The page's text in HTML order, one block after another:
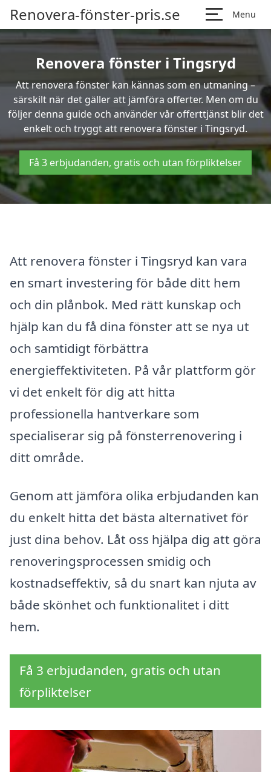
Renovera-fönster-pris.se Menu
Renovera fönster i Tingsryd
Att renovera fönster kan kännas som en utmaning –
särskilt när det gäller att jämföra offerter. Men om du
följer denna guide och använder vår offerttjänst blir det
enkelt och tryggt att renovera fönster i Tingsryd.
Få 3 erbjudanden, gratis och utan förpliktelser
Att renovera fönster i Tingsryd kan vara
en smart investering för både ditt hem
och din plånbok. Med rätt kunskap och
hjälp kan du få dina fönster att se nya ut
och samtidigt förbättra
energieffektiviteten. På vår plattform gör
vi det enkelt för dig att hitta
professionella hantverkare som
specialiserar sig på fönsterrenovering i
ditt område.
Genom att jämföra olika erbjudanden kan
du enkelt hitta det bästa alternativet för
just dina behov. Låt oss hjälpa dig att göra
renoveringsprocessen smidig och
kostnadseffektiv, så du snart kan njuta av
både skönhet och funktionalitet i ditt
hem.
Få 3 erbjudanden, gratis och utan
förpliktelser